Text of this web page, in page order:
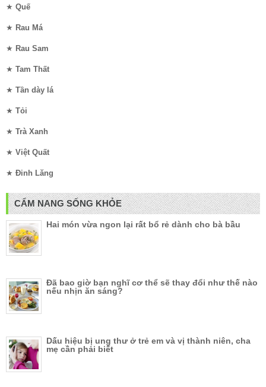
★ Quế
★ Rau Má
★ Rau Sam
★ Tam Thất
★ Tần dày lá
★ Tỏi
★ Trà Xanh
★ Việt Quất
★ Đinh Lăng
CẨM NANG SỐNG KHỎE
Hai món vừa ngon lại rất bổ rẻ dành cho bà bầu
Đã bao giờ bạn nghĩ cơ thể sẽ thay đổi như thế nào
nếu nhịn ăn sáng?
Dấu hiệu bị ung thư ở trẻ em và vị thành niên, cha
mẹ cần phải biết